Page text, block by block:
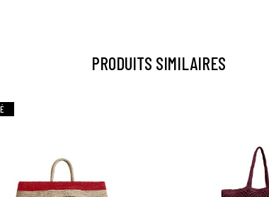
PRODUITS SIMILAIRES